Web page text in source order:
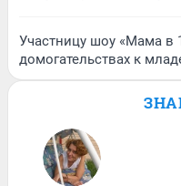
Участницу шоу «Мама в
домогательствах к